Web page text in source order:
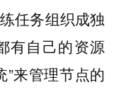
任务组织成独
有自己的资源
”来管理节点的